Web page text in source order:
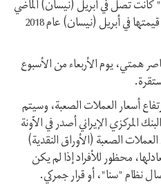
كانت تصل في أبريل (نيسان) الماضي
إلى نحو 6 ملايين تومان، بينما كانت قيمتها في أبريل (نيسان) عام 2018
همتي، يوم الأربعاء من الأسبوع
أسعار العملات الصعبة، وسيتم
المركزي الإيراني أصدر في الآونة
الصعبة (الأوراق النقدية)
أو ما يُعادلها، محظور للأفراد إذا لم يكن
نظام "سنا"، أو قرار جمركي.